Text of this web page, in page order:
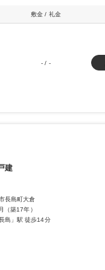
敷金 / 礼金
- / -
建
長島町大倉
（築17年）
島」駅 徒歩14分